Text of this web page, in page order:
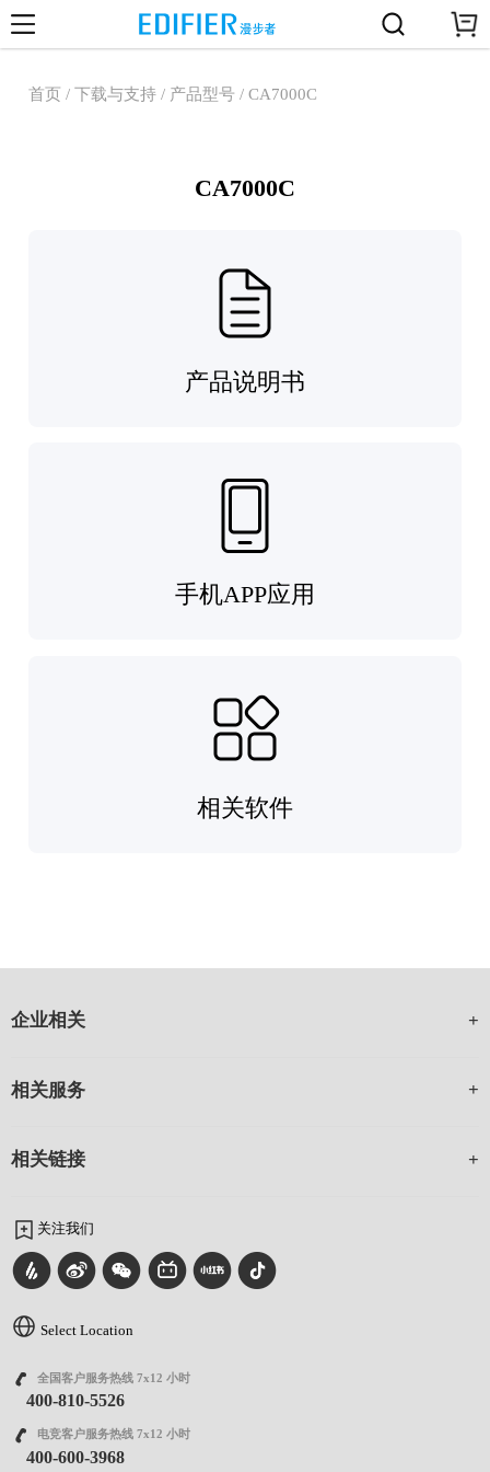
首页 / 下载与支持 / 产品型号 / CA7000C
CA7000C
产品说明书
手机APP应用
相关软件
企业相关
相关服务
相关链接
关注我们
Select Location
全国客户服务热线 7x12 小时
400-810-5526
电竞客户服务热线 7x12 小时
400-600-3968